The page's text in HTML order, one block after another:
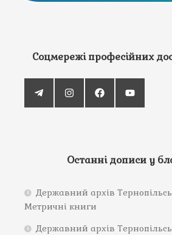
Соцмережі професійних
Останні дописи у
Державний архів
Метричні книги
Державний архів